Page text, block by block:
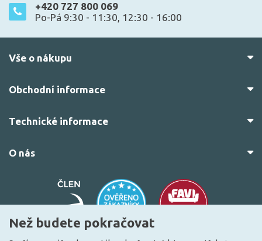
+420 727 800 069
Po-Pá 9:30 - 11:30, 12:30 - 16:00
Vše o nákupu
Obchodní informace
Technické informace
O nás
Než budete pokračovat